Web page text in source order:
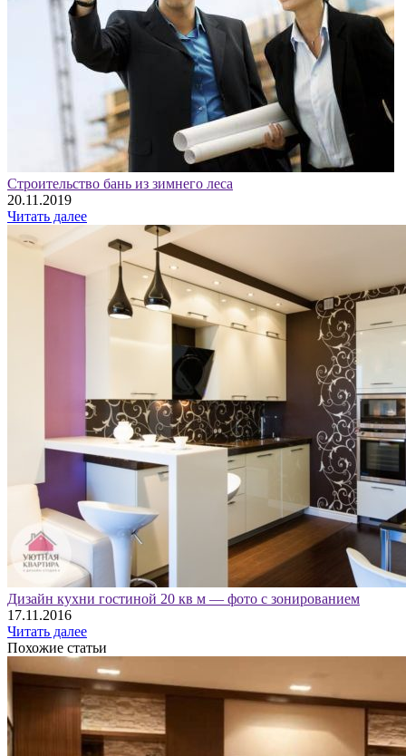
Строительство бань из зимнего леса
20.11.2019
Читать далее
Дизайн кухни гостиной 20 кв м — фото с зонированием
17.11.2016
Читать далее
Похожие статьи